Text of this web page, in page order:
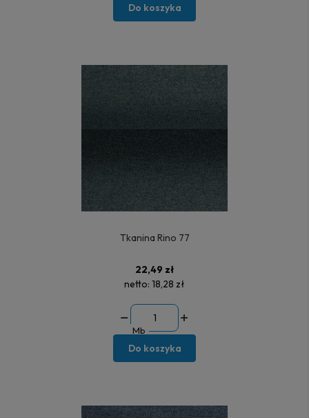
Do koszyka
Tkanina Rino 77
22,49 zł
netto: 18,28 zł
Mb
Do koszyka